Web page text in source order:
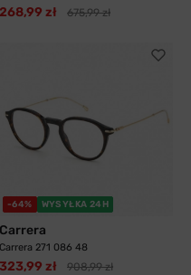
268,99 zł 675,99 zł
-64% WYSYŁKA 24H
Carrera
Carrera 271 086 48
323,99 zł 908,99 zł